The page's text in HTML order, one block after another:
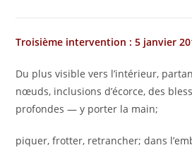
Troisième intervention : 5 janvier
Du plus visible vers l’intérieur,
nœuds, inclusions d’écorce, des
profondes — y porter la main;
piquer, frotter, retrancher; dans